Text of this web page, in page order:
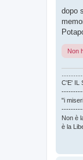
dopo
Non
C'E' IL
"i
Non è
è la